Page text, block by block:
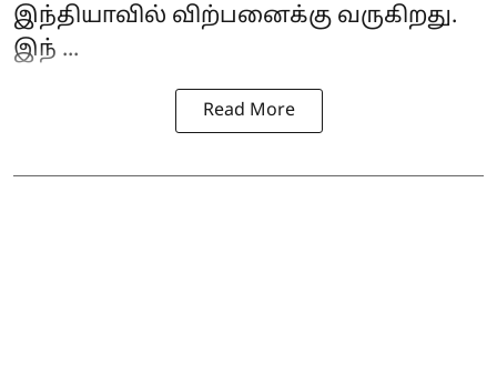
இந்தியாவில் விற்பனைக்கு வருகிறது.
இந் ...
Read More